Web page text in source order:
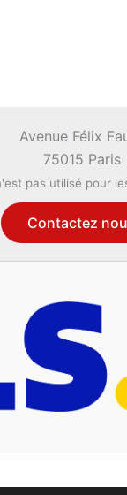
Avenue Félix
75015 Paris
pas utilisé pour
Contactez